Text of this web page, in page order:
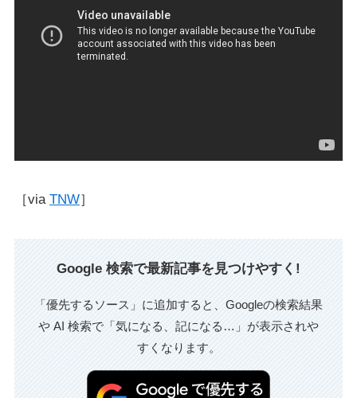
［via TNW］
Google 検索で最新記事を見つけやすく!
「優先するソース」に追加すると、Googleの検索結果
や AI 検索で「気になる、記になる…」が表示されや
すくなります。